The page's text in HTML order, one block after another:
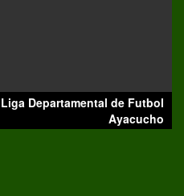
Departamental de Futbol
Ayacucho